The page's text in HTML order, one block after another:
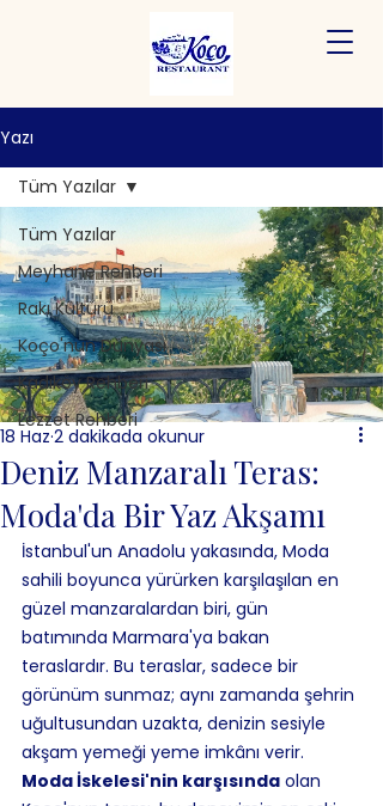
Yazı
Tüm Yazılar
Meyhane Rehberi
Rakı Kültürü
Koço'nun Dünyası
Kadıköy Rehberi
Lezzet Rehberi
Tüm Yazılar
Deniz Manzaralı Teras:
Moda'da Bir Yaz Akşamı
18 Haz 2 dakikada okunur
İstanbul'un Anadolu yakasında, Moda
sahili boyunca yürürken karşılaşılan en
güzel manzaralardan biri, gün
batımında Marmara'ya bakan
teraslardır. Bu teraslar, sadece bir
görünüm sunmaz; aynı zamanda şehrin
uğultusundan uzakta, denizin sesiyle
akşam yemeği yeme imkânı verir.
Moda İskelesi'nin karşısında olan